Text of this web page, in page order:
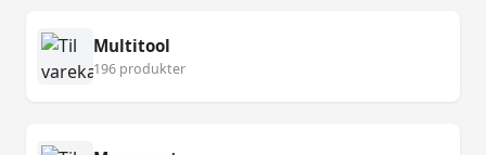
Multitool
196 produkter